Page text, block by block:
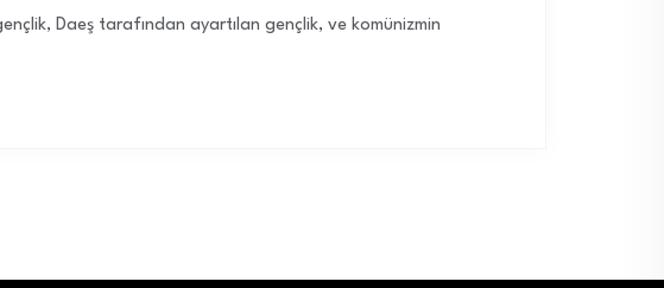
Daeş tarafından ayartılan gençlik, ve komünizmin